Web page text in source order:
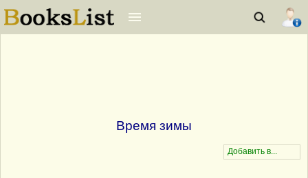
Время зимы